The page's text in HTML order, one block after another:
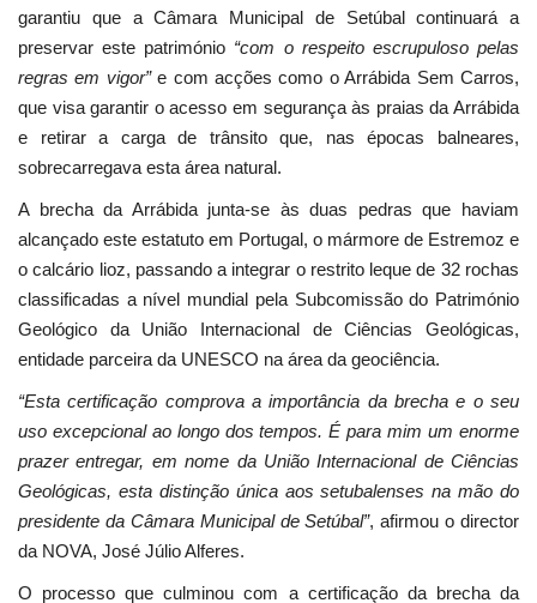
garantiu que a Câmara Municipal de Setúbal continuará a
preservar este património “com o respeito escrupuloso pelas
regras em vigor”e com acções como o Arrábida Sem Carros,
que visa garantir o acesso em segurança às praias da Arrábida
e retirar a carga de trânsito que, nas épocas balneares,
sobrecarregava esta área natural.
A brecha da Arrábida junta-se às duas pedras que haviam
alcançado este estatuto em Portugal, o mármore de Estremoz e
o calcário lioz, passando a integrar o restrito leque de 32 rochas
classificadas a nível mundial pela Subcomissão do Património
Geológico da União Internacional de Ciências Geológicas,
entidade parceira da UNESCO na área da geociência.
“Esta certificação comprova a importância da brecha e o seu
uso excepcional ao longo dos tempos. É para mim um enorme
prazer entregar, em nome da União Internacional de Ciências
Geológicas, esta distinção única aos setubalenses na mão do
presidente da Câmara Municipal de Setúbal”, afirmou o director
da NOVA, José Júlio Alferes.
O processo que culminou com a certificação da brecha da